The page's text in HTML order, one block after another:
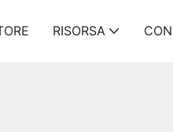
RISORSA